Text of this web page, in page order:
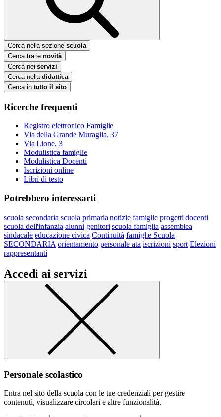
Cerca nella sezione scuola
Cerca tra le novità
Cerca nei servizi
Cerca nella didattica
Cerca in tutto il sito
Ricerche frequenti
Registro elettronico Famiglie
Via della Grande Muraglia, 37
Via Lione, 3
Modulistica famiglie
Modulistica Docenti
Iscrizioni online
Libri di testo
Potrebbero interessarti
scuola secondaria scuola primaria notizie famiglie progetti docenti
scuola dell'infanzia alunni genitori scuola famiglia assemblea
sindacale educazione civica Continuità famiglie Scuola
SECONDARIA orientamento personale ata iscrizioni sport Elezioni
rappresentanti
Accedi ai servizi
Personale scolastico
Entra nel sito della scuola con le tue credenziali per gestire
contenuti, visualizzare circolari e altre funzionalità.